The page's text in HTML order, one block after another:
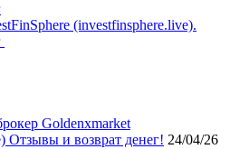
(investfinsphere.live).
Goldenxmarket
Отзывы и возврат денег! 24/04/26